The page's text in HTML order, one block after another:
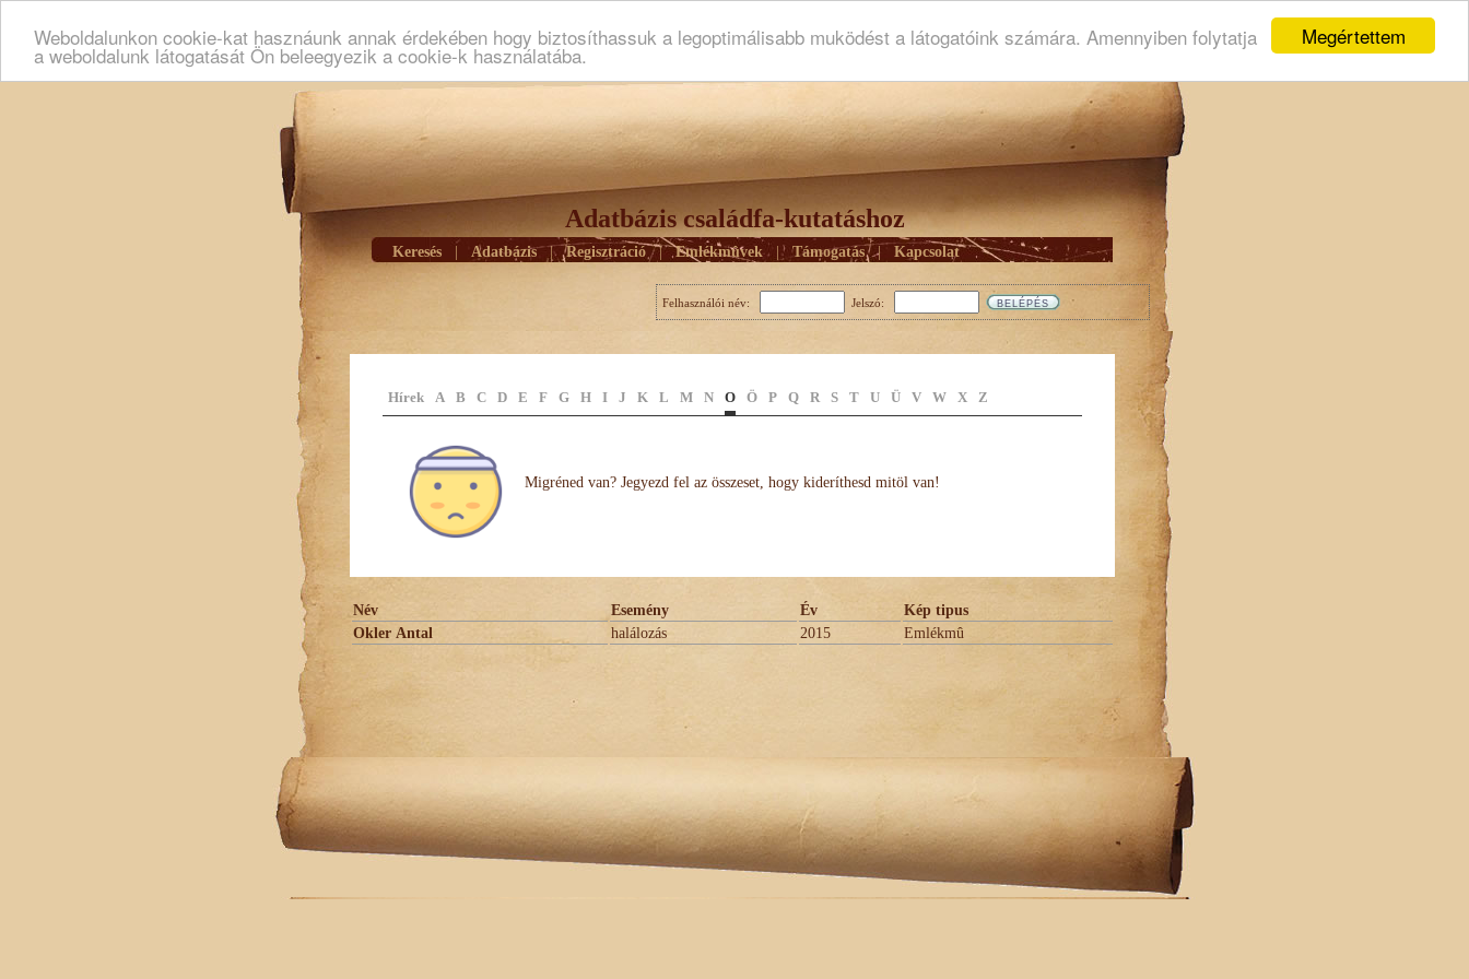
Megértettem
Weboldalunkon cookie-kat hasznáunk annak érdekében hogy biztosíthassuk a legoptimálisabb muködést a látogatóink számára. Amennyiben folytatja
a weboldalunk látogatását Ön beleegyezik a cookie-k használatába.
Adatbázis családfa-kutatáshoz
Keresés Adatbázis | Regisztráció | Emlékmûvek | Támogatás | Kapcsolat
Felhasználói név: Jelszó:
Hírek A B C D E F G H I J K L M N O Ö P Q R S T U Ü V W X Z
Migréned van? Jegyezd fel az összeset, hogy kideríthesd mitöl van!
Név Esemény Év
Kép tipus
Okler Antal
halálozás 2015 Emlékmû